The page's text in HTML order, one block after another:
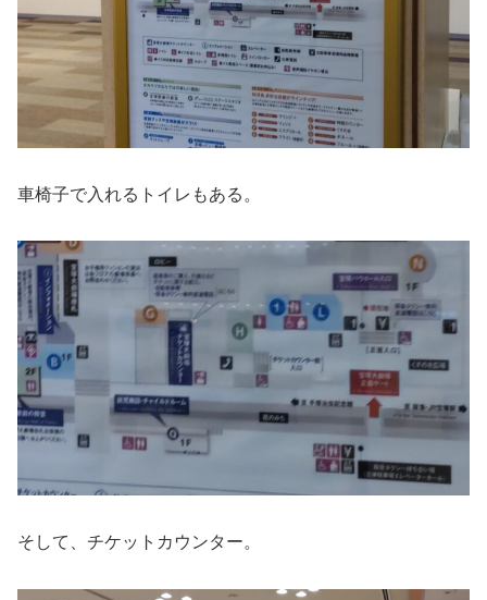
車椅子で入れるトイレもある。
そして、チケットカウンター。